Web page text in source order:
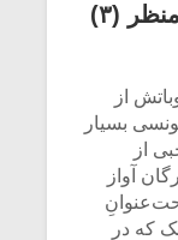
(۳)
از
بسیار
از
آواز
که در